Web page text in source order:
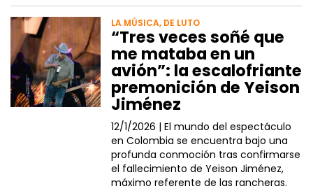
LA MÚSICA, DE LUTO
“Tres veces soñé que
me mataba en un
avión”: la escalofriante
premonición de Yeison
Jiménez
12/1/2026 |El mundo del espectáculo
en Colombia se encuentra bajo una
profunda conmoción tras confirmarse
el fallecimiento de Yeison Jiménez,
máximo referente de las rancheras.